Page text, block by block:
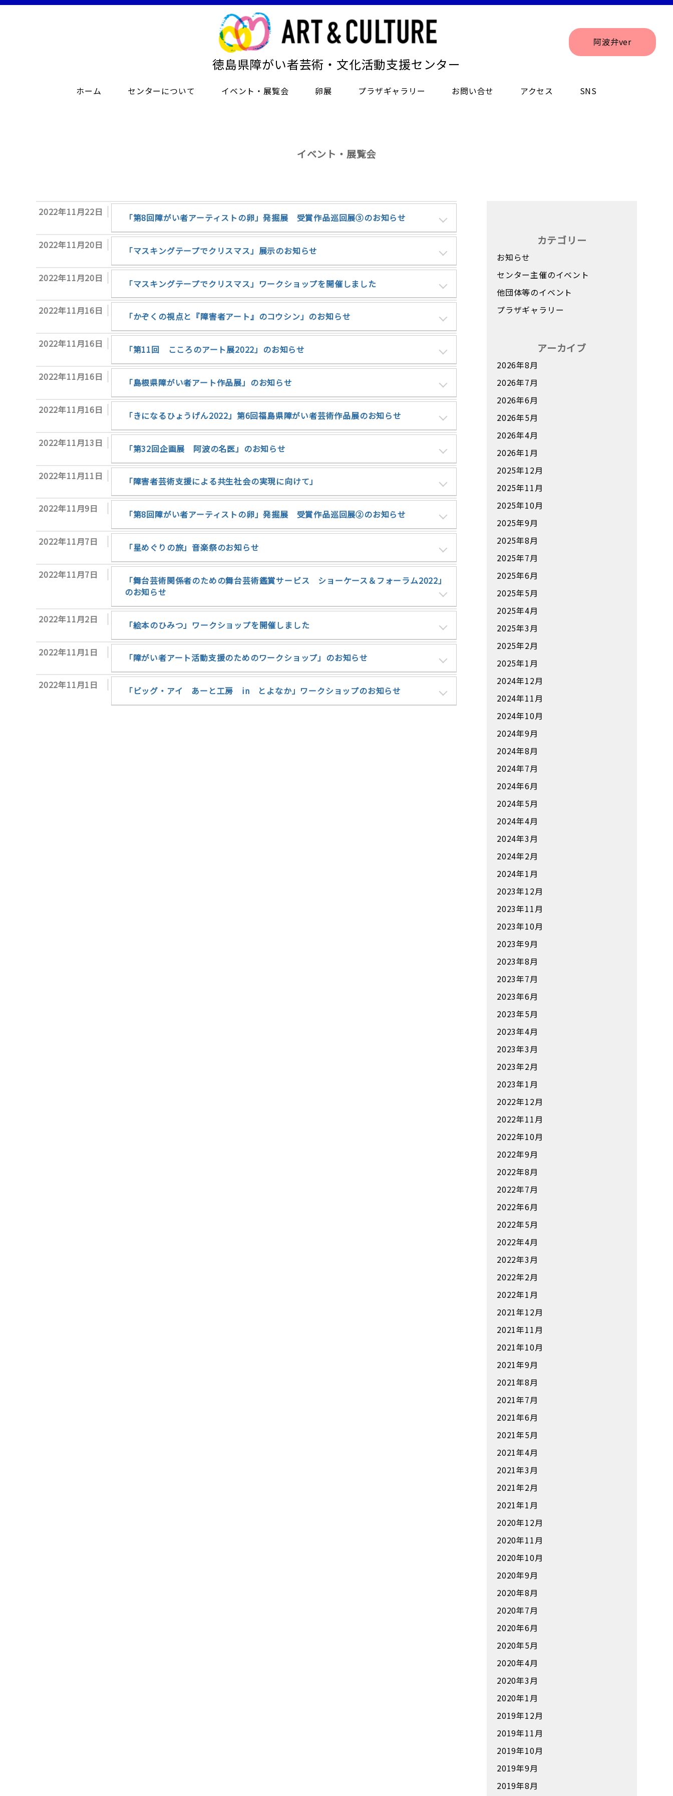
阿波弁ver
徳島県障がい者芸術・文化活動支援センター
ホーム センターについて イベント・展覧会 卵展 プラザギャラリー お問い合せ アクセス SNS
イベント・展覧会
2022年11月22日
「第8回障がい者アーティストの卵」発掘展 受賞作品巡回展➂のお知らせ
2022年11月20日
「マスキングテープでクリスマス」展示のお知らせ
2022年11月20日
「マスキングテープでクリスマス」ワークショップを開催しました
2022年11月16日
「かぞくの視点と『障害者アート』のコウシン」のお知らせ
2022年11月16日
「第11回 こころのアート展2022」のお知らせ
2022年11月16日
「島根県障がい者アート作品展」のお知らせ
2022年11月16日
「きになるひょうげん2022」第6回福島県障がい者芸術作品展のお知らせ
2022年11月13日
「第32回企画展 阿波の名医」のお知らせ
2022年11月11日
「障害者芸術支援による共生社会の実現に向けて」
2022年11月9日
「第8回障がい者アーティストの卵」発掘展 受賞作品巡回展➁のお知らせ
2022年11月7日
「星めぐりの旅」音楽祭のお知らせ
2022年11月7日
「舞台芸術関係者のための舞台芸術鑑賞サービス ショーケース＆フォーラム2022」
のお知らせ
2022年11月2日
「絵本のひみつ」ワークショップを開催しました
2022年11月1日
「障がい者アート活動支援のためのワークショップ」のお知らせ
2022年11月1日
「ビッグ・アイ あーと工房 in とよなか」ワークショップのお知らせ
カテゴリー
お知らせ
センター主催のイベント
他団体等のイベント
プラザギャラリー
アーカイブ
2026年8月
2026年7月
2026年6月
2026年5月
2026年4月
2026年1月
2025年12月
2025年11月
2025年10月
2025年9月
2025年8月
2025年7月
2025年6月
2025年5月
2025年4月
2025年3月
2025年2月
2025年1月
2024年12月
2024年11月
2024年10月
2024年9月
2024年8月
2024年7月
2024年6月
2024年5月
2024年4月
2024年3月
2024年2月
2024年1月
2023年12月
2023年11月
2023年10月
2023年9月
2023年8月
2023年7月
2023年6月
2023年5月
2023年4月
2023年3月
2023年2月
2023年1月
2022年12月
2022年11月
2022年10月
2022年9月
2022年8月
2022年7月
2022年6月
2022年5月
2022年4月
2022年3月
2022年2月
2022年1月
2021年12月
2021年11月
2021年10月
2021年9月
2021年8月
2021年7月
2021年6月
2021年5月
2021年4月
2021年3月
2021年2月
2021年1月
2020年12月
2020年11月
2020年10月
2020年9月
2020年8月
2020年7月
2020年6月
2020年5月
2020年4月
2020年3月
2020年1月
2019年12月
2019年11月
2019年10月
2019年9月
2019年8月